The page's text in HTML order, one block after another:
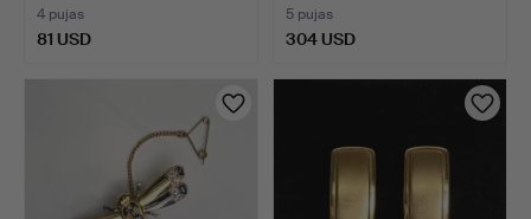
4 pujas
81 USD
5 pujas
304 USD